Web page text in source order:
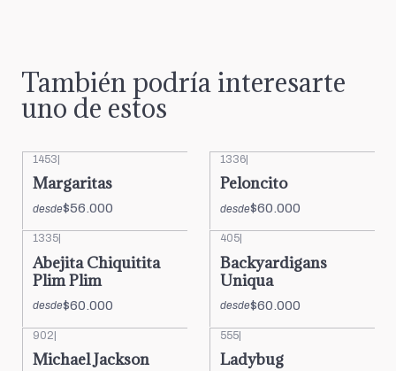
También podría interesarte
uno de estos
1453
Margaritas
desde$56.000
1336
Peloncito
desde$60.000
1335
Abejita Chiquitita
Plim Plim
desde$60.000
405
Backyardigans
Uniqua
desde$60.000
902|
Michael Jackson
555|
Ladybug